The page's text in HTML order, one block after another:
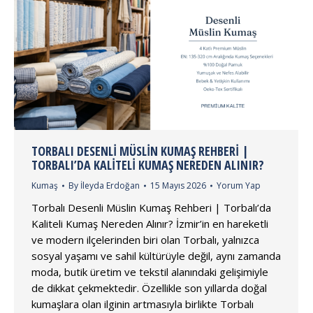
TORBALI DESENLI MÜSLIN KUMAŞ REHBERI |
TORBALI’DA KALITELI KUMAŞ NEREDEN ALINIR?
Kumaş By İleyda Erdoğan 15 Mayıs 2026 Yorum Yap
Torbalı Desenli Müslin Kumaş Rehberi | Torbalı’da
Kaliteli Kumaş Nereden Alınır? İzmir’in en hareketli
ve modern ilçelerinden biri olan Torbalı, yalnızca
sosyal yaşamı ve sahil kültürüyle değil, aynı zamanda
moda, butik üretim ve tekstil alanındaki gelişimiyle
de dikkat çekmektedir. Özellikle son yıllarda doğal
kumaşlara olan ilginin artmasıyla birlikte Torbalı